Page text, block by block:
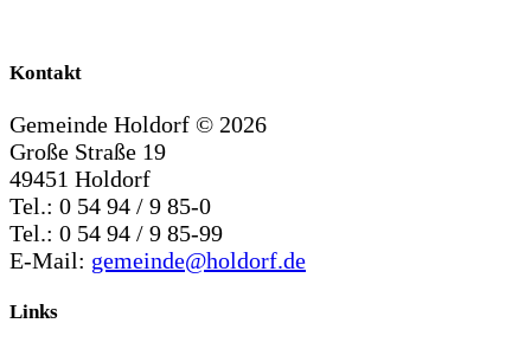
Kontakt
Gemeinde Holdorf © 2026
Große Straße 19
49451 Holdorf
Tel.: 0 54 94 / 9 85-0
Tel.: 0 54 94 / 9 85-99
E-Mail: gemeinde@holdorf.de
Links